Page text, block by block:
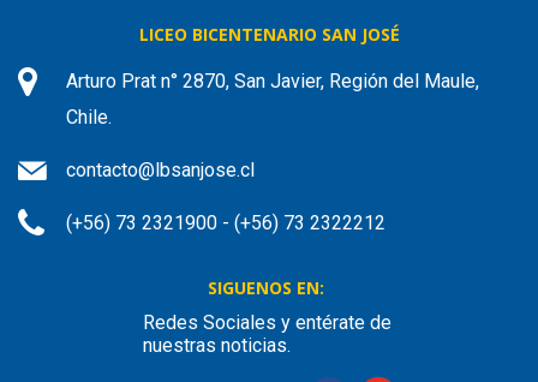
LICEO BICENTENARIO SAN JOSÉ
Arturo Prat n° 2870, San Javier, Región del Maule,
Chile.
contacto@lbsanjose.cl
(+56) 73 2321900 - (+56) 73 2322212
SIGUENOS EN:
Redes Sociales y entérate de
nuestras noticias.